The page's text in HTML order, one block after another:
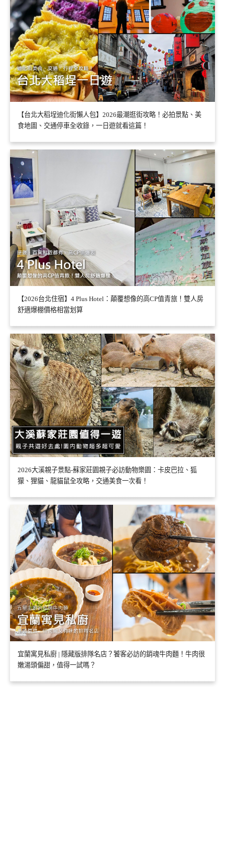
【台北大稻埕迪化街懶人包】2026最潮逛街攻略！必拍景點、美
食地圖、交通停車全收錄，一日遊就看這篇！
【2026台北住宿】4 Plus Hotel：顛覆想像的高CP值青旅！雙人房
舒適爆棚價格相當划算
2026大溪親子景點-蘇家莊園親子必訪動物樂園：卡皮巴拉、狐
獴、狸貓、龍貓鼠全攻略，交通美食一次看！
宜蘭寓見私廚 | 隱藏版排隊名店？饕客必訪的銷魂牛肉麵！牛肉很
嫩湯頭偏甜，值得一試嗎？